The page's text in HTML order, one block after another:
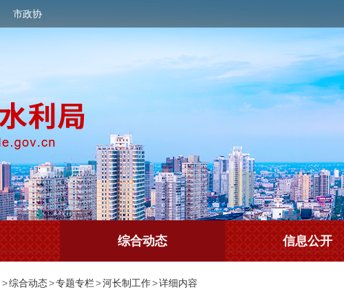
市政协
综合动态 信息公开
>综合动态>专题专栏>河长制工作>详细内容